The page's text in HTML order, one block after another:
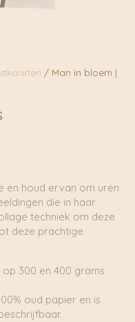
/ Man in bloem |
en houd ervan om uren
die in haar
techniek om deze
deze prachtige
300 en 400 grams
oud papier en is